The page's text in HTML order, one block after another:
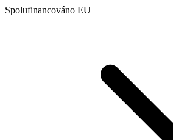
Spolufinancováno EU